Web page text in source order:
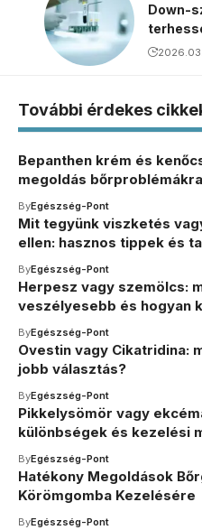
Down-
További érdekes
Bepanthen krém és
megoldás bőrproblémákra
ByEgészség-Pont
Mit tegyünk viszketés
ellen: hasznos tippek és
ByEgészség-Pont
Herpesz vagy szemölcs:
veszélyesebb és hogyan
ByEgészség-Pont
Ovestin vagy Cikatridina:
jobb választás?
ByEgészség-Pont
Pikkelysömör vagy
különbségek és kezelési
ByEgészség-Pont
Hatékony Megoldások
Körömgomba Kezelésére
ByEgészség-Pont